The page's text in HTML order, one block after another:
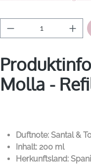
Produkt
Molla -
Duftnote: Santal &
Inhalt: 200 ml
Herkunftsland: